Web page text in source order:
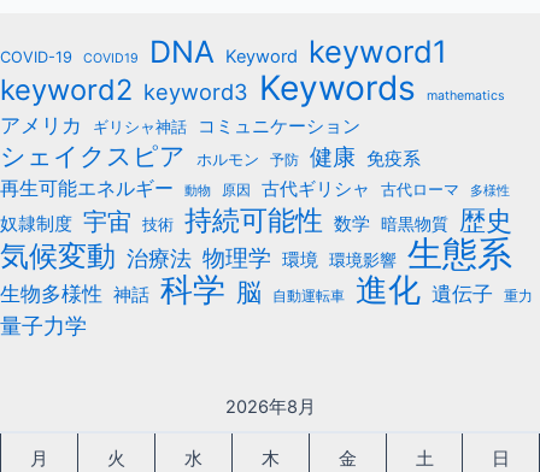
COVID-19 COVID19 DNA Keyword keyword1
keyword2 keyword3 Keywords mathematics
アメリカ ギリシャ神話 コミュニケーション
シェイクスピア ホルモン 予防 健康 免疫系
再生可能エネルギー
動物 原因 古代ギリシャ 古代ローマ 多様性
奴隷制度 宇宙 技術 持続可能性 数学 暗黒物質 歴史
気候変動 治療法 物理学 環境 環境影響 生態系
生物多様性 神話 科学 脳 自動運転車 進化 遺伝子 重力
量子力学
2026年8月
月 火 水 木 金 土 日